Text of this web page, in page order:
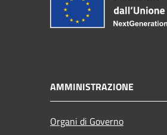
AMMINISTRAZIONE
Organi di Governo